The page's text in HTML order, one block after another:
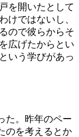
を開いたとして
けではないし、
ので彼らからそ
広げたからとい
いう学びがあっ
た。昨年のペー
のを考えるとか